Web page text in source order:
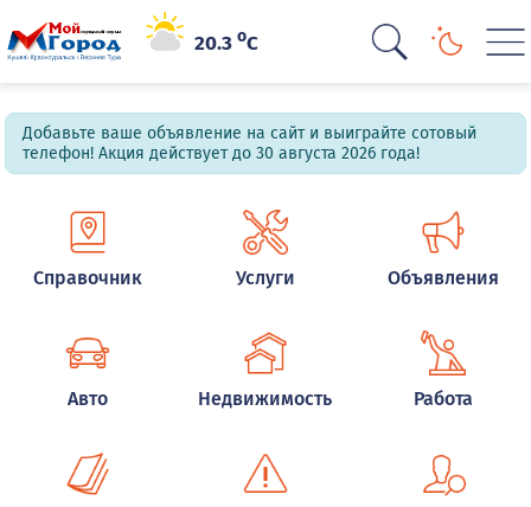
20.3oC
Добавьте ваше объявление на сайт и выиграйте сотовый
телефон! Акция действует до 30 августа 2026 года!
Справочник Услуги Объявления
Авто Недвижимость Работа